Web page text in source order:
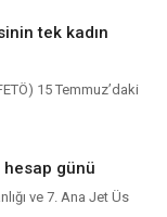
tek kadın
15 Temmuz’daki
günü
ve 7. Ana Jet Üs